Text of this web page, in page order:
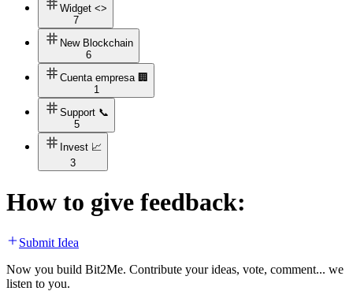
Widget <>
7
New Blockchain
6
Cuenta empresa 🏢
1
Support 📞
5
Invest 📈
3
How to give feedback:
Submit Idea
Now you build Bit2Me. Contribute your ideas, vote, comment... we
listen to you.